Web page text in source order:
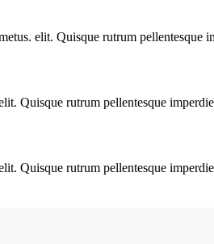
elit. Quisque rutrum pellentesque
Quisque rutrum pellentesque
Quisque rutrum pellentesque